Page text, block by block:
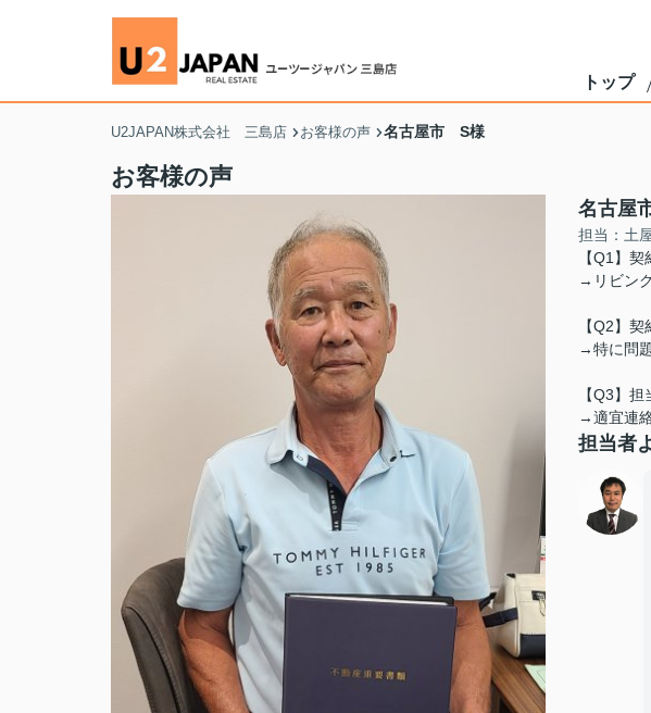
トップ
U2JAPAN株式会社 三島店 お客様の声 名古屋市 S様
お客様の声
名古屋
担当：土
【Q1】
→リビン
【Q2】
→特に問
【Q3】
→適宜連
担当者